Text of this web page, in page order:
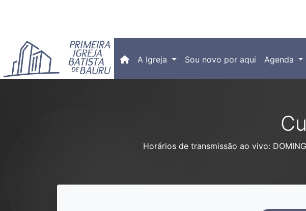
(current)
A Igreja Sou novo por aqui Agenda
Horários de transmissão ao vivo: